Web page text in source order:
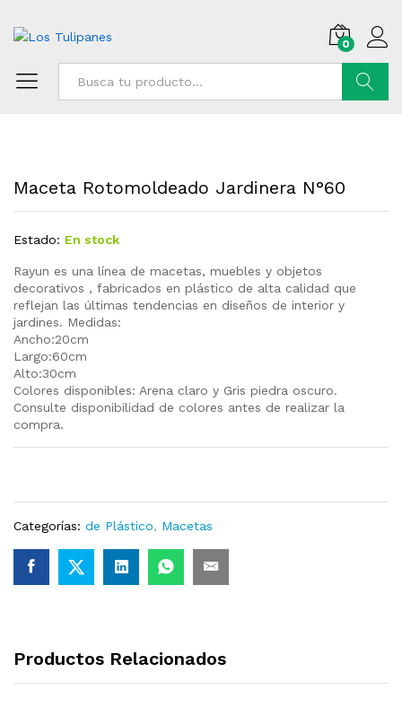
0
Maceta Rotomoldeado Jardinera N°60
Estado: En stock
Rayun es una línea de macetas, muebles y objetos
decorativos , fabricados en plástico de alta calidad que
reflejan las últimas tendencias en diseños de interior y
jardines. Medidas:
Ancho:20cm
Largo:60cm
Alto:30cm
Colores disponibles: Arena claro y Gris piedra oscuro.
Consulte disponibilidad de colores antes de realizar la
compra.
Categorías: de Plástico, Macetas
Productos Relacionados